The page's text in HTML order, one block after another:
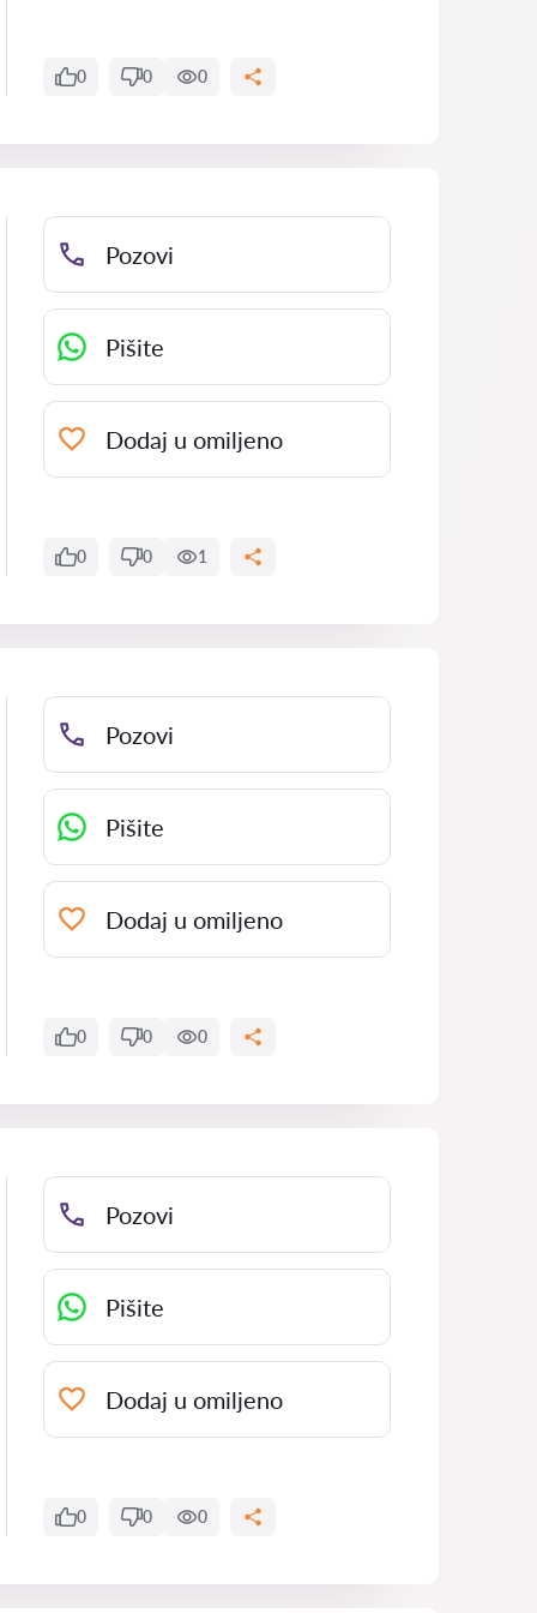
0 0 0
Pozovi
Pišite
Dodaj u omiljeno
0 0 1
Pozovi
Pišite
Dodaj u omiljeno
0 0 0
Pozovi
Pišite
Dodaj u omiljeno
0 0 0